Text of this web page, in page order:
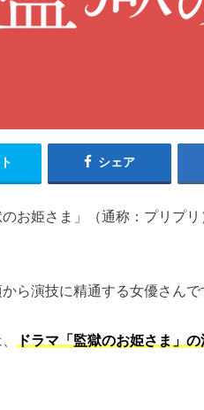
シェア
のお姫さま」（通称：プリプリ
ら演技に精通する女優さん
ドラマ「監獄のお姫さま」